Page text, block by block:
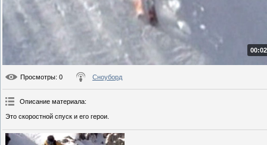
Просмотры: 0 Сноуборд
Описание материала:
Это скоростной спуск и его герои.